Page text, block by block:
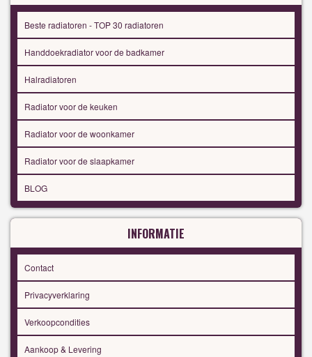
Beste radiatoren - TOP 30 radiatoren
Handdoekradiator voor de badkamer
Halradiatoren
Radiator voor de keuken
Radiator voor de woonkamer
Radiator voor de slaapkamer
BLOG
INFORMATIE
Contact
Privacyverklaring
Verkoopcondities
Aankoop & Levering